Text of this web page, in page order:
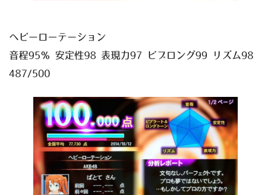
ヘビーローテーション
音程95％ 安定性98 表現力97 ビブロング99 リズム98
487/500